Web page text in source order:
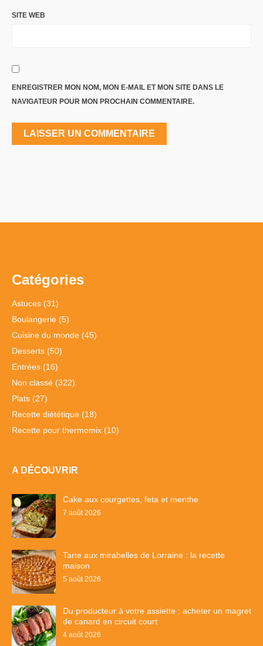
SITE WEB
ENREGISTRER MON NOM, MON E-MAIL ET MON SITE DANS LE
NAVIGATEUR POUR MON PROCHAIN COMMENTAIRE.
Catégories
Astuces (31)
Boulangerie (5)
Cuisine du monde (45)
Desserts (50)
Entrées (16)
Non classé (322)
Plats (27)
Recette diététique (18)
Recette pour thermomix (10)
A DÉCOUVRIR
Cake aux courgettes, feta et menthe
7 août 2026
Tarte aux mirabelles de Lorraine : la recette
maison
5 août 2026
Du producteur à votre assiette : acheter un magret
de canard en circuit court
4 août 2026